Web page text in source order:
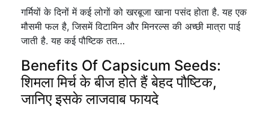
गर्मियों के दिनों में कई लोगों को खरबूजा खाना पसंद होता है. यह एक
मौसमी फल है, जिसमें विटामिन और मिनरल्स की अच्छी मात्रा पाई
जाती है. यह कई पौष्टिक तत…
Benefits Of Capsicum Seeds:
शिमला मिर्च के बीज होते हैं बेहद पौष्टिक,
जानिए इसके लाजवाब फायदे